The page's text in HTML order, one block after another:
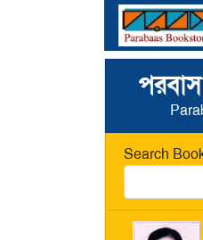
Search